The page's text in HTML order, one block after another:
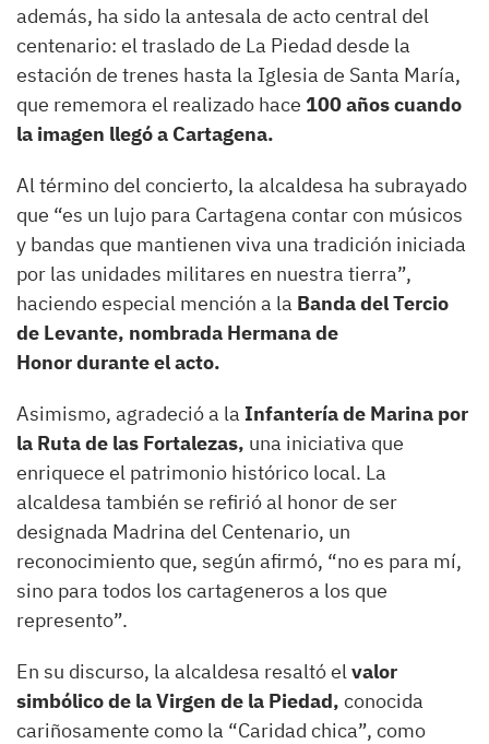
además, ha sido la antesala de acto central del
centenario: el traslado de La Piedad desde la
estación de trenes hasta la Iglesia de Santa María,
que rememora el realizado hace 100 años cuando
la imagen llegó a Cartagena.
Al término del concierto, la alcaldesa ha subrayado
que “es un lujo para Cartagena contar con músicos
y bandas que mantienen viva una tradición iniciada
por las unidades militares en nuestra tierra”,
haciendo especial mención a la Banda del Tercio
de Levante, nombrada Hermana de
Honor durante el acto.
Asimismo, agradeció a la Infantería de Marina por
la Ruta de las Fortalezas, una iniciativa que
enriquece el patrimonio histórico local. La
alcaldesa también se refirió al honor de ser
designada Madrina del Centenario, un
reconocimiento que, según afirmó, “no es para mí,
sino para todos los cartageneros a los que
represento”.
En su discurso, la alcaldesa resaltó elvalor
simbólico de la Virgen de la Piedad, conocida
cariñosamente como la “Caridad chica”, como